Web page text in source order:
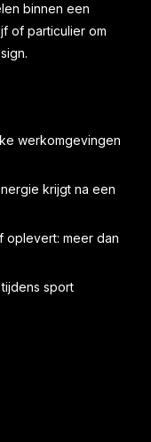
binnen een
of particulier om
werkomgevingen
krijgt na een
oplevert: meer dan
sport